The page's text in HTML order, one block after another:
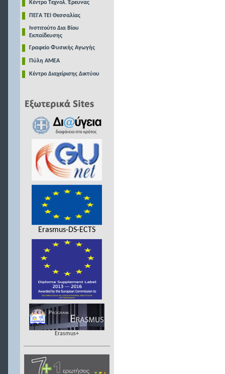
Κέντρο Τεχνολ. Έρευνας
ΠΕΓΑ ΤΕΙ Θεσσαλίας
Ινστιτούτο Δια Βίου
Εκπαίδευσης
Γραφείο Φυσικής Αγωγής
Πύλη ΑΜΕΑ
Κέντρο Διαχείρισης Δικτύου
Erasmus-DS-ECTS
Erasmus+